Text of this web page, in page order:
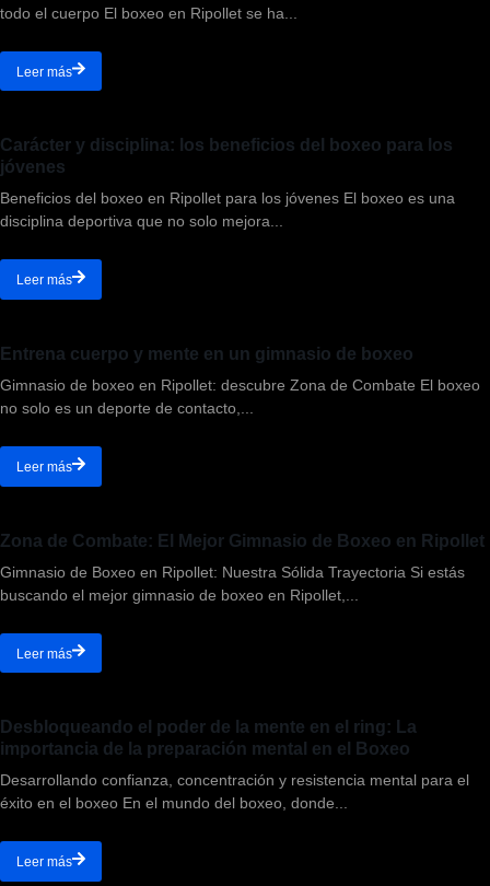
todo el cuerpo El boxeo en Ripollet se ha...
Leer más
Carácter y disciplina: los beneficios del boxeo para los
jóvenes
Beneficios del boxeo en Ripollet para los jóvenes El boxeo es una
disciplina deportiva que no solo mejora...
Leer más
Entrena cuerpo y mente en un gimnasio de boxeo
Gimnasio de boxeo en Ripollet: descubre Zona de Combate El boxeo
no solo es un deporte de contacto,...
Leer más
Zona de Combate: El Mejor Gimnasio de Boxeo en Ripollet
Gimnasio de Boxeo en Ripollet: Nuestra Sólida Trayectoria Si estás
buscando el mejor gimnasio de boxeo en Ripollet,...
Leer más
Desbloqueando el poder de la mente en el ring: La
importancia de la preparación mental en el Boxeo
Desarrollando confianza, concentración y resistencia mental para el
éxito en el boxeo En el mundo del boxeo, donde...
Leer más